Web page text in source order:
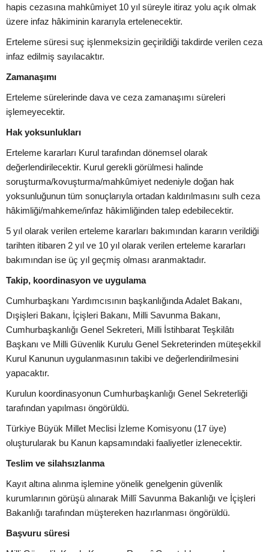
hapis cezasına mahkûmiyet 10 yıl süreyle itiraz yolu açık olmak
üzere infaz hâkiminin kararıyla ertelenecektir.
Erteleme süresi suç işlenmeksizin geçirildiği takdirde verilen ceza
infaz edilmiş sayılacaktır.
Zamanaşımı
Erteleme sürelerinde dava ve ceza zamanaşımı süreleri
işlemeyecektir.
Hak yoksunlukları
Erteleme kararları Kurul tarafından dönemsel olarak
değerlendirilecektir. Kurul gerekli görülmesi halinde
soruşturma/kovuşturma/mahkûmiyet nedeniyle doğan hak
yoksunluğunun tüm sonuçlarıyla ortadan kaldırılmasını sulh ceza
hâkimliği/mahkeme/infaz hâkimliğinden talep edebilecektir.
5 yıl olarak verilen erteleme kararları bakımından kararın verildiği
tarihten itibaren 2 yıl ve 10 yıl olarak verilen erteleme kararları
bakımından ise üç yıl geçmiş olması aranmaktadır.
Takip, koordinasyon ve uygulama
Cumhurbaşkanı Yardımcısının başkanlığında Adalet Bakanı,
Dışişleri Bakanı, İçişleri Bakanı, Milli Savunma Bakanı,
Cumhurbaşkanlığı Genel Sekreteri, Milli İstihbarat Teşkilâtı
Başkanı ve Milli Güvenlik Kurulu Genel Sekreterinden müteşekkil
Kurul Kanunun uygulanmasının takibi ve değerlendirilmesini
yapacaktır.
Kurulun koordinasyonun Cumhurbaşkanlığı Genel Sekreterliği
tarafından yapılması öngörüldü.
Türkiye Büyük Millet Meclisi İzleme Komisyonu (17 üye)
oluşturularak bu Kanun kapsamındaki faaliyetler izlenecektir.
Teslim ve silahsızlanma
Kayıt altına alınma işlemine yönelik genelgenin güvenlik
kurumlarının görüşü alınarak Millî Savunma Bakanlığı ve İçişleri
Bakanlığı tarafından müştereken hazırlanması öngörüldü.
Başvuru süresi